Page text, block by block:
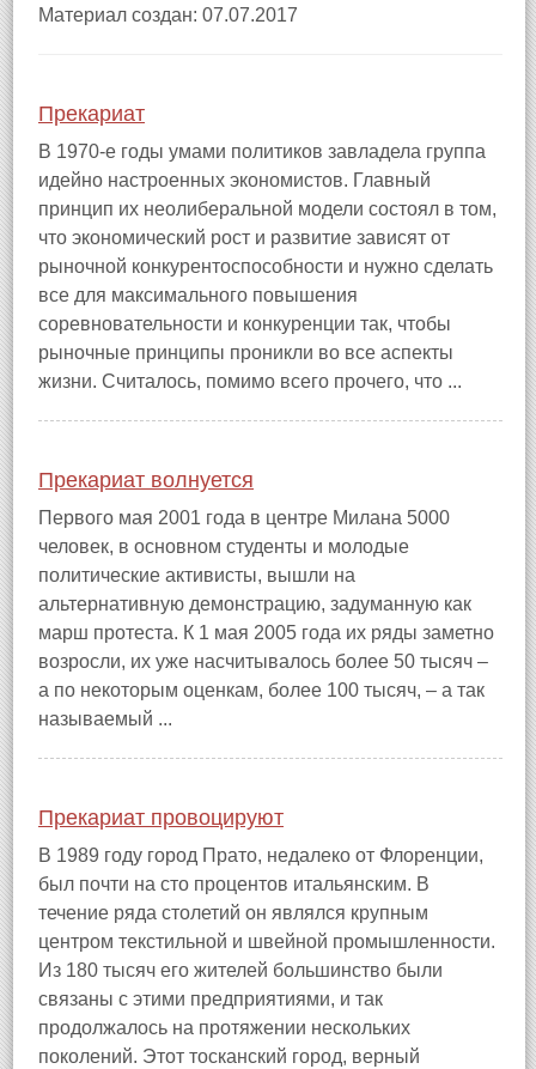
Материал создан: 07.07.2017
Прекариат
В 1970‑е годы умами политиков завладела группа
идейно настроенных экономистов. Главный
принцип их неолиберальной модели состоял в том,
что экономический рост и развитие зависят от
рыночной конкурентоспособности и нужно сделать
все для максимального повышения
соревновательности и конкуренции так, чтобы
рыночные принципы проникли во все аспекты
жизни. Считалось, помимо всего прочего, что ...
Прекариат волнуется
Первого мая 2001 года в центре Милана 5000
человек, в основном студенты и молодые
политические активисты, вышли на
альтернативную демонстрацию, задуманную как
марш протеста. К 1 мая 2005 года их ряды заметно
возросли, их уже насчитывалось более 50 тысяч –
а по некоторым оценкам, более 100 тысяч, – а так
называемый ...
Прекариат провоцируют
В 1989 году город Прато, недалеко от Флоренции,
был почти на сто процентов итальянским. В
течение ряда столетий он являлся крупным
центром текстильной и швейной промышленности.
Из 180 тысяч его жителей большинство были
связаны с этими предприятиями, и так
продолжалось на протяжении нескольких
поколений. Этот тосканский город, верный